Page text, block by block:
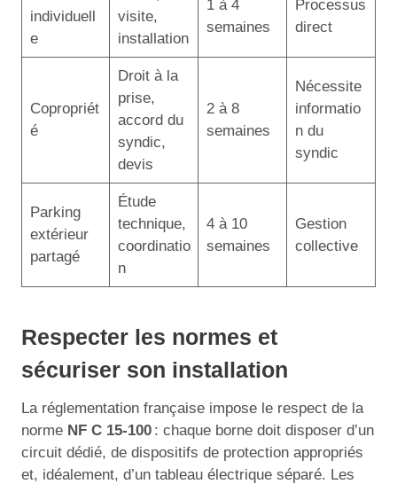
individuell
e
visite,
installation
1 à 4
semaines
Processus
direct
Copropriét
é
Droit à la
prise,
accord du
syndic,
devis
2 à 8
semaines
Nécessite
informatio
n du
syndic
Parking
extérieur
partagé
Étude
technique,
coordinatio
n
4 à 10
semaines
Gestion
collective
Respecter les normes et
sécuriser son installation
La réglementation française impose le respect de la
norme NF C 15-100 : chaque borne doit disposer d’un
circuit dédié, de dispositifs de protection appropriés
et, idéalement, d’un tableau électrique séparé. Les